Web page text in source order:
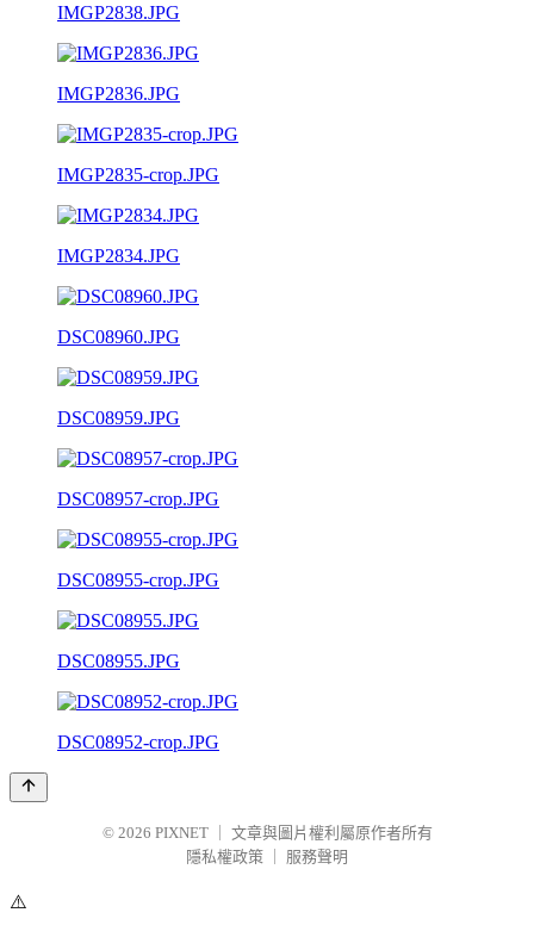
IMGP2838.JPG
IMGP2836.JPG
IMGP2835-crop.JPG
IMGP2834.JPG
DSC08960.JPG
DSC08959.JPG
DSC08957-crop.JPG
DSC08955-crop.JPG
DSC08955.JPG
DSC08952-crop.JPG
© 2026 PIXNET
文章與圖片權利屬原作者所有
隱私權政策
服務聲明
⚠️